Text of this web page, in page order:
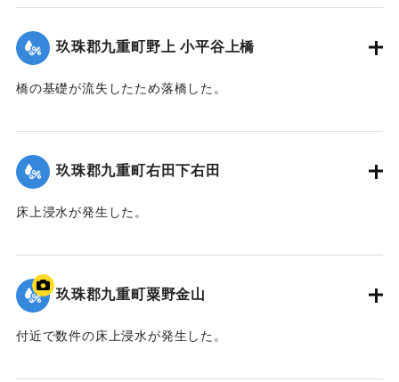
害が出た。
2020/7/6｜固有コード:01215071
玖珠郡九重町野上 小平谷上橋
橋の基礎が流失したため落橋した。
2020/7/6｜固有コード:01215072
玖珠郡九重町右田下右田
床上浸水が発生した。
2020/7/6｜固有コード:01215065
玖珠郡九重町粟野金山
付近で数件の床上浸水が発生した。
｜固有コード:01215066